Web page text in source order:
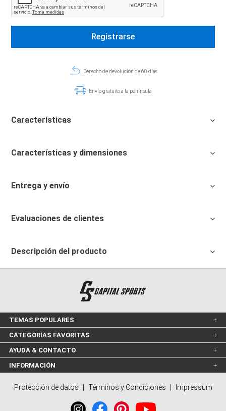
Derecho de devolución de 60 días
Envío gratuito a la península
Características
Características y dimensiones
Entrega y envío
Evaluaciones de clientes
Descripción del producto
TEMAS POPULARES
CATEGORÍAS FAVORITAS
AYUDA & CONTACTO
INFORMACIÓN
Protección de datos Términos y Condiciones Impressum